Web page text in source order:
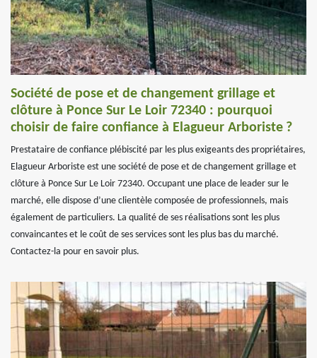
Société de pose et de changement grillage et
clôture à Ponce Sur Le Loir 72340 : pourquoi
choisir de faire confiance à Elagueur Arboriste ?
Prestataire de confiance plébiscité par les plus exigeants des propriétaires,
Elagueur Arboriste est une société de pose et de changement grillage et
clôture à Ponce Sur Le Loir 72340. Occupant une place de leader sur le
marché, elle dispose d’une clientèle composée de professionnels, mais
également de particuliers. La qualité de ses réalisations sont les plus
convaincantes et le coût de ses services sont les plus bas du marché.
Contactez-la pour en savoir plus.